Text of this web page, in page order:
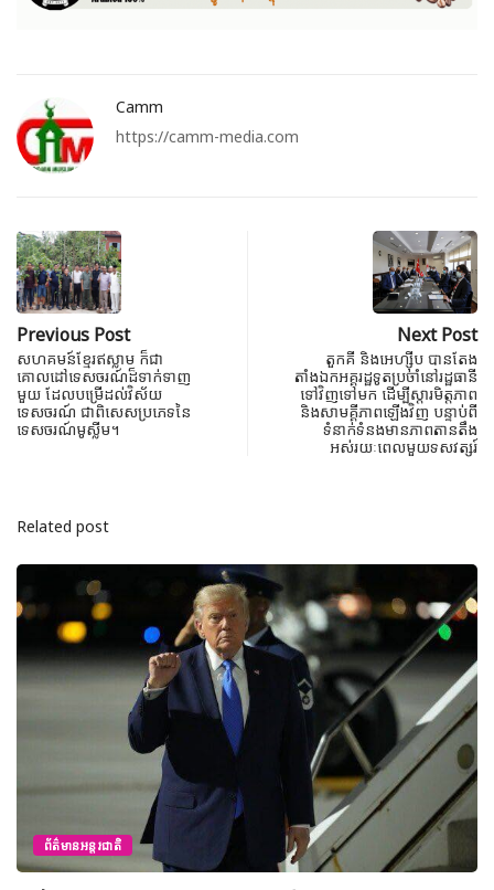
Camm
https://camm-media.com
Previous Post
សហគមន៍​ខ្មែរឥស្លាម​ ​ក៏ជា
គោលដៅ​ទេសចរណ៍ដ៏ទាក់ទាញ
មួយ​ ដែល​បម្រេី​ដល់​វិស័យ
ទេសចរណ៍​ ជាពិសេស​ប្រភេទនៃ
ទេសចរណ៍មូស្លីម។
Next Post
តួកគី និងអេហ្ស៊ីប បានតែង
តាំងឯកអគ្គរដ្ឋទូតប្រចាំនៅរដ្ឋធានី
ទៅវិញទៅមក ដើម្បីស្តារមិត្តភាព
និងសាមគ្គីភាពឡើងវិញ បន្ទាប់ពី
ទំនាក់ទំនងមានភាពតានតឹង
អស់រយៈពេលមួយទសវត្សរ៍
Related post
ព័ត៌មានជាតិ
យុវសិស្សកម្ពុជា២រូបចូលរួមប្រឡងទន្ទេញគម្ពីរអាល់គូរអានចាំ
មាត់លំដាប់ពិភពលោក លើកទី៤៦ នៅទីក្រុងម៉ាក់កះ ប្រទេស